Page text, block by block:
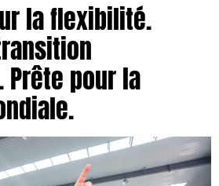
la flexibilité.
pour la